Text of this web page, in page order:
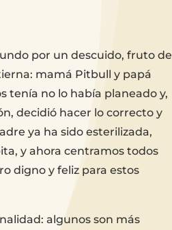
por un descuido, fruto de
mamá Pitbull y papá
tenía no lo había planeado y,
decidió hacer lo correcto y
ya ha sido esterilizada,
y ahora centramos todos
digno y feliz para estos
algunos son más